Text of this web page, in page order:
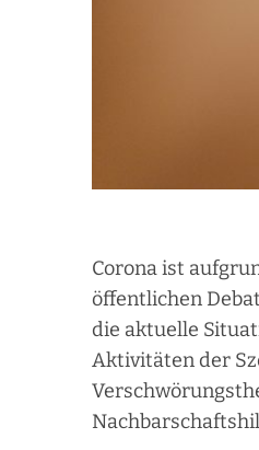
Corona ist
öffentlichen
die aktuelle
Aktivitäten der